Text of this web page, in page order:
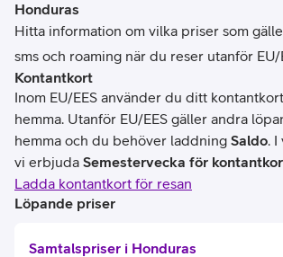
Honduras
Hitta information om vilka priser som
sms och roaming när du reser utanför EU/
Kontantkort
Inom EU/EES använder du ditt
hemma. Utanför EU/EES gäller andra
hemma och du behöver laddning Saldo. I
vi erbjuda Semestervecka för
Ladda kontantkort för resan
Löpande priser
Samtalspriser i Honduras